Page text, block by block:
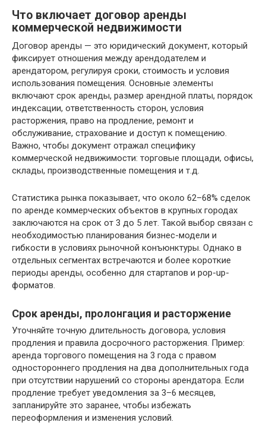
Что включает договор аренды
коммерческой недвижимости
Договор аренды — это юридический документ, который
фиксирует отношения между арендодателем и
арендатором, регулируя сроки, стоимость и условия
использования помещения. Основные элементы
включают срок аренды, размер арендной платы, порядок
индексации, ответственность сторон, условия
расторжения, право на продление, ремонт и
обслуживание, страхование и доступ к помещению.
Важно, чтобы документ отражал специфику
коммерческой недвижимости: торговые площади, офисы,
склады, производственные помещения и т.д.
Статистика рынка показывает, что около 62–68% сделок
по аренде коммерческих объектов в крупных городах
заключаются на срок от 3 до 5 лет. Такой выбор связан с
необходимостью планирования бизнес-модели и
гибкости в условиях рыночной конъюнктуры. Однако в
отдельных сегментах встречаются и более короткие
периоды аренды, особенно для стартапов и pop-up-
форматов.
Срок аренды, пролонгация и расторжение
Уточняйте точную длительность договора, условия
продления и правила досрочного расторжения. Пример:
аренда торгового помещения на 3 года с правом
одностороннего продления на два дополнительных года
при отсутствии нарушений со стороны арендатора. Если
продление требует уведомления за 3–6 месяцев,
запланируйте это заранее, чтобы избежать
переоформления и изменения условий.